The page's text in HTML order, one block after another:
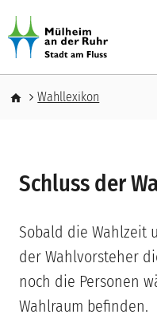
Pfadnavigation
Wahllexikon
Schluss der
Sobald die Wahlzeit
der Wahlvorsteher
noch die Personen
Wahlraum befinden.